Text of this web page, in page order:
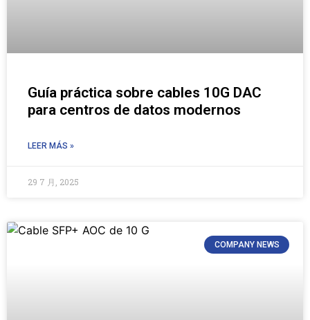
Guía práctica sobre cables 10G DAC
para centros de datos modernos
LEER MÁS »
29 7 月, 2025
COMPANY NEWS